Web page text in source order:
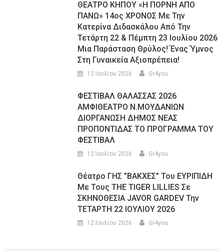
ΘΕΑΤΡΟ ΚΗΠΟΥ «Η ΠΟΡΝΗ ΑΠΟ
ΠΑΝΩ» 14ος ΧΡΟΝΟΣ Με Την
Κατερίνα Διδασκάλου Από Την
Τετάρτη 22 & Πέμπτη 23 Ιουλίου 2026
Μια Παράσταση Θρύλος! Ένας Ύμνος
Στη Γυναικεία Αξιοπρέπεια!
12 Ιουλίου 2026 Gr4you
ΦΕΣΤΙΒΑΛ ΘΑΛΑΣΣΑΣ 2026
ΑΜΦΙΘΕΑΤΡΟ Ν.ΜΟΥΔΑΝΙΩΝ
ΔΙΟΡΓΑΝΩΣΗ ΔΗΜΟΣ ΝΕΑΣ
ΠΡΟΠΟΝΤΙΔΑΣ ΤΟ ΠΡΟΓΡΑΜΜΑ ΤΟΥ
ΦΕΣΤΙΒΑΛ
12 Ιουλίου 2026 Gr4you
Θέατρο ΓΗΣ ”ΒΑΚΧΕΣ” Του ΕΥΡΙΠΙΔΗ
Με Τους THE TIGER LILLIES Σε
ΣΚΗΝΟΘΕΣΙΑ JAVOR GARDEV Την
ΤΕΤΑΡΤΗ 22 ΙΟΥΛΙΟΥ 2026
12 Ιουλίου 2026 Gr4you